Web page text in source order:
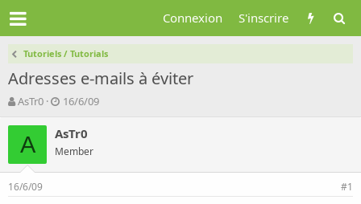
Connexion S'inscrire
Tutoriels / Tutorials
Adresses e-mails à éviter
A
t
e
r
d
AsTr0
D
t
d
e
16/6/09
A AsTr0
Member
16/6/09 #1